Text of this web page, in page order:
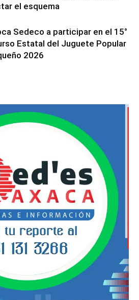
el esquema
Sedeco a participar en el 15°
Estatal del Juguete Popular
2026